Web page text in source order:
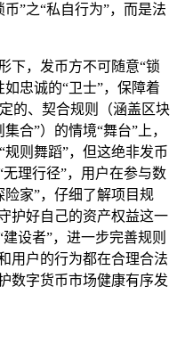
”之“私自行为”，而是法
下，发币方不可随意“锁
忠诚的“卫士”，保障着
的、契合规则（涵盖区块
合”）的情境“舞台”上，
则舞蹈”，但这绝非发币
理行径”，用户在参与数
家”，仔细了解项目规
护好自己的资产权益这一
设者”，进一步完善规则
用户的行为都在合理合法
数字货币市场健康有序发